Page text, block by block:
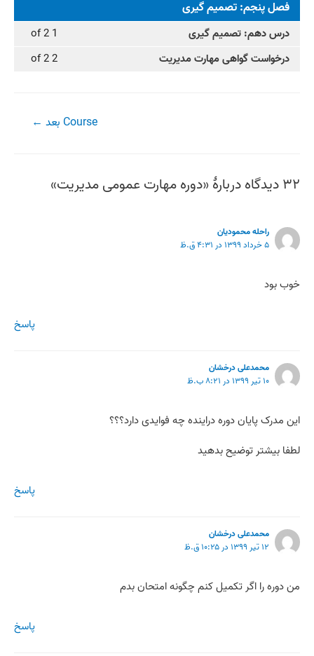
فصل پنجم: تصمیم گیری
1 of 2
درس دهم: تصمیم گیری
2 of 2
درخواست گواهی مهارت مدیریت
Course بعد ←
۳۲ دیدگاه دربارهٔ «دوره مهارت عمومی مدیریت»
راحله محمودیان
۵ خرداد ۱۳۹۹ در ۴:۳۱ ق.ظ
خوب بود
پاسخ
محمدعلی درخشان
۱۰ تیر ۱۳۹۹ در ۸:۲۱ ب.ظ
این مدرک پایان دوره دراینده چه فوایدی دارد؟؟؟
لطفا بیشتر توضیح بدهید
پاسخ
محمدعلی درخشان
۱۲ تیر ۱۳۹۹ در ۱۰:۲۵ ق.ظ
من دوره را اگر تکمیل کنم چگونه امتحان بدم
پاسخ